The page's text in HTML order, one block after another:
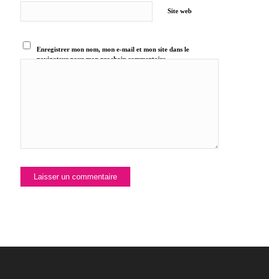
Site web
Enregistrer mon nom, mon e-mail et mon site dans le
navigateur pour mon prochain commentaire.